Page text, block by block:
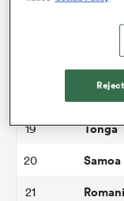
Spain
19 Tonga
20 Samoa
21